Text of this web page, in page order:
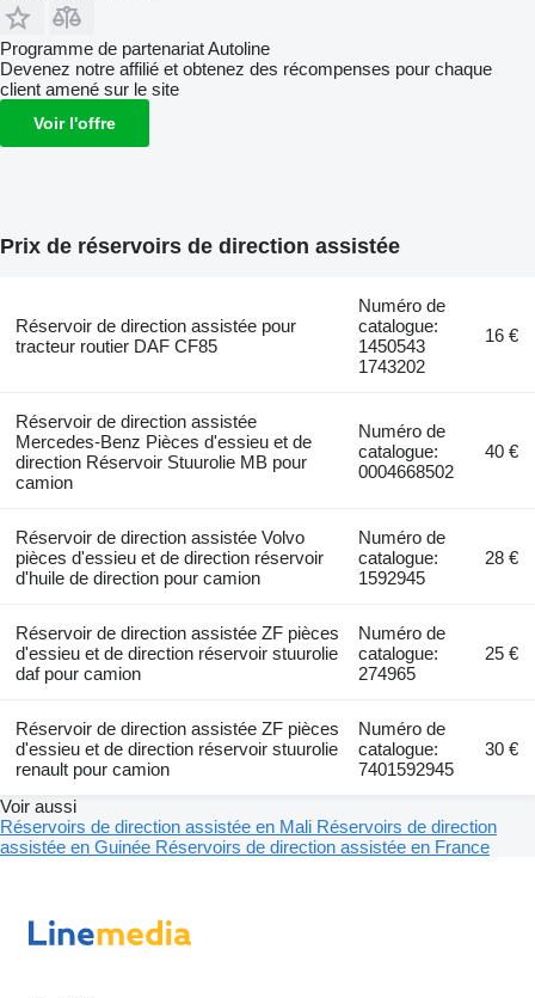
Programme de partenariat Autoline
Devenez notre affilié et obtenez des récompenses pour chaque
client amené sur le site
Voir l'offre
Prix de réservoirs de direction assistée
Réservoir de direction assistée pour
tracteur routier DAF CF85
Numéro de
catalogue:
1450543
1743202
16 €
Réservoir de direction assistée
Mercedes-Benz Pièces d'essieu et de
direction Réservoir Stuurolie MB pour
camion
Numéro de
catalogue:
0004668502
40 €
Réservoir de direction assistée Volvo
pièces d'essieu et de direction réservoir
d'huile de direction pour camion
Numéro de
catalogue:
1592945
28 €
Réservoir de direction assistée ZF pièces
d'essieu et de direction réservoir stuurolie
daf pour camion
Numéro de
catalogue:
274965
25 €
Réservoir de direction assistée ZF pièces
d'essieu et de direction réservoir stuurolie
renault pour camion
Numéro de
catalogue:
7401592945
30 €
Voir aussi
Réservoirs de direction assistée en Mali Réservoirs de direction
assistée en Guinée Réservoirs de direction assistée en France